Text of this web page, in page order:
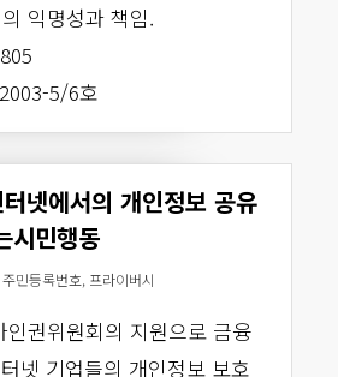
익명성과 책임.
5/6호
넷에서의 개인정보 공유
시민행동
주민등록번호, 프라이버시
인권위원회의 지원으로 금융
넷 기업들의 개인정보 보호